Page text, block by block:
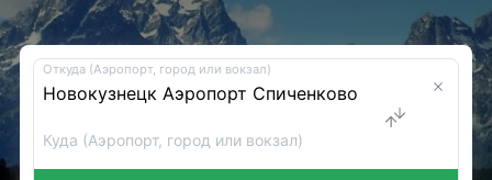
Откуда (Аэропорт, город или вокзал)
Куда (Аэропорт, город или вокзал)